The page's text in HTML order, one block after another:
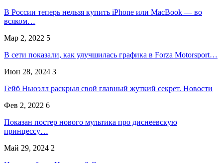
В России теперь нельзя купить iPhone или MacBook — во
всяком…
Мар 2, 2022 5
В сети показали, как улучшилась графика в Forza Motorsport…
Июн 28, 2024 3
Гейб Ньюэлл раскрыл свой главный жуткий секрет. Новости
Фев 2, 2022 6
Показан постер нового мультика про диснеевскую
принцессу…
Май 29, 2024 2